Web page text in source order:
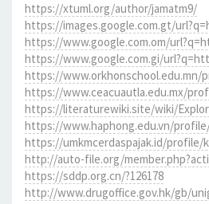
https://xtuml.org/author/jamatm9/
https://images.google.com.gt/
https://www.google.com.om/
https://www.google.com.gi/
https://www.orkhonschool.edu.mn/
https://www.ceacuautla.edu.mx/
https://literaturewiki.site/wiki/Explor
https://www.haphong.edu.vn/
https://umkmcerdaspajak.id/profile/
http://auto-file.org/
https://sddp.org.cn/?126178
http://www.drugoffice.gov.hk/gb/